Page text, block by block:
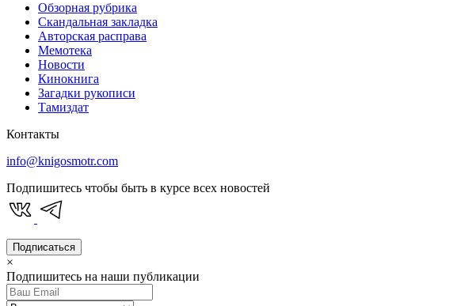
Обзорная рубрика
Скандальная закладка
Авторская расправа
Мемотека
Новости
Кинокнига
Загадки рукописи
Тамиздат
Контакты
info@knigosmotr.com
Подпишитесь чтобы быть в курсе всех новостей
Подписаться
×
Подпишитесь на наши публикации